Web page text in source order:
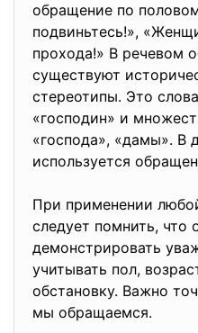
обращение по
подвиньтесь!»,
прохода!» В речевом
существуют
стереотипы. Это
«господин» и
«господа», «дамы». В
используется
При применении
следует помнить, что
демонстрировать
учитывать пол,
обстановку. Важно
мы обращаемся.